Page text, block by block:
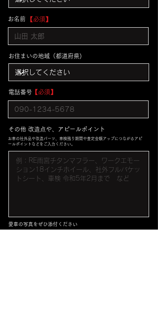
​お名前 ​【必須】
​お住まいの地域（都道府県)
​電話番号​【必須】
​その他 改造点や、アピールポイント
​お車の社外品や改造パーツ、車検残り期間や査定金額アップにつながるアピ
ールポイントなどをご入力ください。
愛車の写真をぜひ添付ください